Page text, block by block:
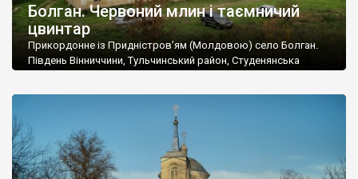
Болган. Червоний млин і таємничий
цвинтар
Прикордонне із Придністров’ям (Молдовою) село Болган.
Південь Вінниччини, Тульчинський район, Студенянська
старовинний цвинтар із кам’яними хрестами. Всі епітафії, які
збереглися, написані кирилицею, церковнослов’янською
мовою. За всіма традиційними ознаками – цвинтар
український. Хрести датуються 19 століттям. У 1924-1940
роках Болган […]